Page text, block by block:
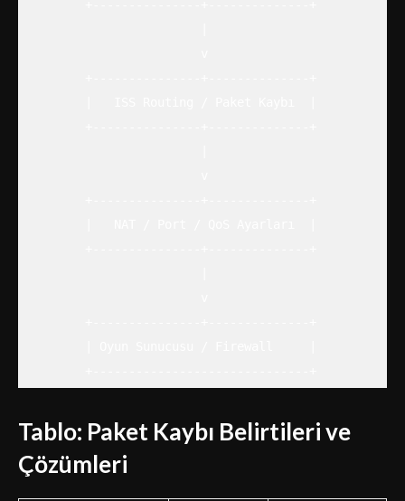
Tablo: Paket Kaybı Belirtileri ve
Çözümleri